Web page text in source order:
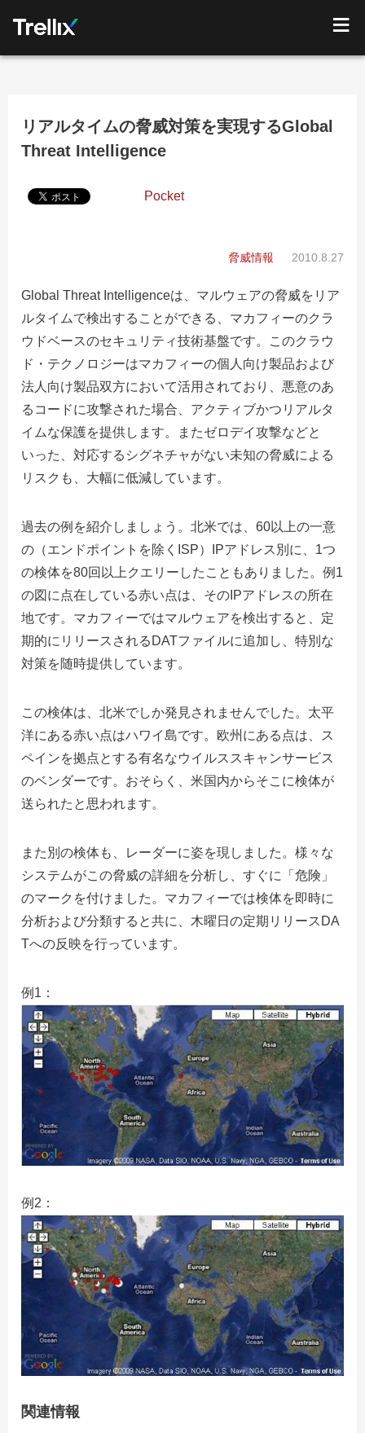
リアルタイムの脅威対策を実現するGlobal
Threat Intelligence
Pocket
脅威情報 2010.8.27
Global Threat Intelligenceは、マルウェアの脅威をリア
ルタイムで検出することができる、マカフィーのクラ
ウドベースのセキュリティ技術基盤です。このクラウ
ド・テクノロジーはマカフィーの個人向け製品および
法人向け製品双方において活用されており、悪意のあ
るコードに攻撃された場合、アクティブかつリアルタ
イムな保護を提供します。またゼロデイ攻撃などと
いった、対応するシグネチャがない未知の脅威による
リスクも、大幅に低減しています。
過去の例を紹介しましょう。北米では、60以上の一意
の（エンドポイントを除くISP）IPアドレス別に、1つ
の検体を80回以上クエリーしたこともありました。例1
の図に点在している赤い点は、そのIPアドレスの所在
地です。マカフィーではマルウェアを検出すると、定
期的にリリースされるDATファイルに追加し、特別な
対策を随時提供しています。
この検体は、北米でしか発見されませんでした。太平
洋にある赤い点はハワイ島です。欧州にある点は、ス
ペインを拠点とする有名なウイルススキャンサービス
のベンダーです。おそらく、米国内からそこに検体が
送られたと思われます。
また別の検体も、レーダーに姿を現しました。様々な
システムがこの脅威の詳細を分析し、すぐに「危険」
のマークを付けました。マカフィーでは検体を即時に
分析および分類すると共に、木曜日の定期リリースDA
Tへの反映を行っています。
例1：
例2：
関連情報